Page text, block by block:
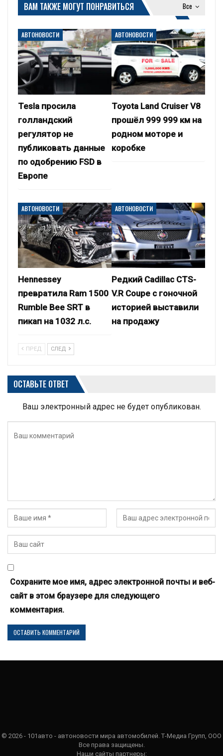
Все
ВАМ ТАКЖЕ МОГУТ ПОНРАВИТЬСЯ
АВТОНОВОСТИ
Tesla просила
голландский
регулятор не
публиковать данные
по одобрению FSD в
Европе
АВТОНОВОСТИ
Toyota Land Cruiser V8
прошёл 999 999 км на
родном моторе и
коробке
АВТОНОВОСТИ
Hennessey
превратила Ram 1500
Rumble Bee SRT в
пикап на 1032 л.с.
АВТОНОВОСТИ
Редкий Cadillac CTS-
V.R Coupe с гоночной
историей выставили
на продажу
ПРЕД СЛЕД
ОСТАВЬТЕ ОТВЕТ
Ваш электронный адрес не будет опубликован.
Сохраните мое имя, адрес электронной почты и веб-
сайт в этом браузере для следующего
комментария.
© 2026 - 101авто - автоновости мира автомобилей. Т-Медиа Групп, ООО
Все права защищены.
Наши сайты партнеры: